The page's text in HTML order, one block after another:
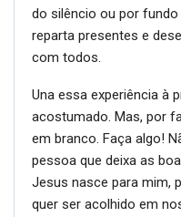
do silêncio ou por fundo
reparta presentes e
com todos.
Una essa experiência à
acostumado. Mas, por
em branco. Faça algo!
pessoa que deixa as
Jesus nasce para mim,
quer ser acolhido em